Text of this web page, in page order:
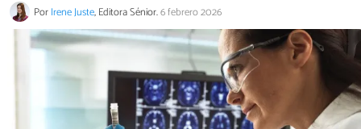
PorIrene Juste, Editora Sénior.6 febrero 2026